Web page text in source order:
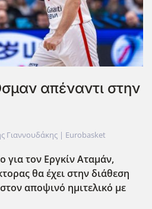
απέναντι στην
Γιαννουδάκης | Eurobasket
για τον Εργκίν Αταμάν,
θα έχει στην διάθεση
αποψινό ημιτελικό με